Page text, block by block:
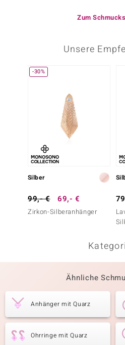
Zum
Unsere
-30%
Silber
99,- € 69,- €
Zirkon-Silberanhänger
Ähnliche
Anhänger mit Quarz
Ohrringe mit Quarz